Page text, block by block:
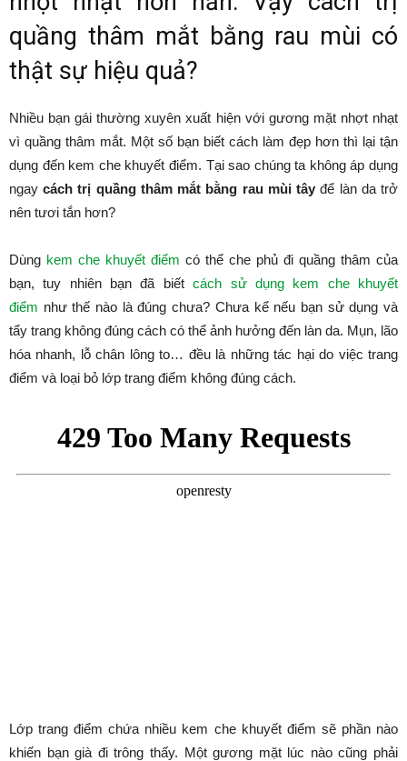
quầng thâm mắt bằng rau mùi có
thật sự hiệu quả?
Nhiều bạn gái thường xuyên xuất hiện với gương mặt nhợt nhạt
vì quầng thâm mắt. Một số bạn biết cách làm đẹp hơn thì lại tận
dụng đến kem che khuyết điểm. Tại sao chúng ta không áp dụng
ngaycách trị quầng thâm mắt bằng rau mùi tây để làn da trở
nên tươi tắn hơn?
Dùng kem che khuyết điểm có thể che phủ đi quầng thâm của
bạn, tuy nhiên bạn đã biếtcách sử dụng kem che khuyết
điểm như thế nào là đúng chưa? Chưa kể nếu bạn sử dụng và
tẩy trang không đúng cách có thể ảnh hưởng đến làn da. Mụn, lão
hóa nhanh, lỗ chân lông to… đều là những tác hại do việc trang
điểm và loại bỏ lớp trang điểm không đúng cách.
Lớp trang điểm chứa nhiều kem che khuyết điểm sẽ phần nào
khiến bạn già đi trông thấy. Một gương mặt lúc nào cũng phải